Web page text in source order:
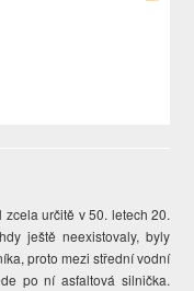
určitě v 50. letech 20.
ještě neexistovaly, byly
proto mezi střední vodní
po ní asfaltová silnička.